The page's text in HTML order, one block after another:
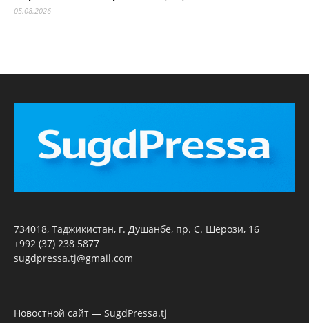
05.08.2026
734018, Таджикистан, г. Душанбе, пр. С. Шерози, 16
+992 (37) 238 5877
sugdpressa.tj@gmail.com
Новостной сайт — SugdPressa.tj